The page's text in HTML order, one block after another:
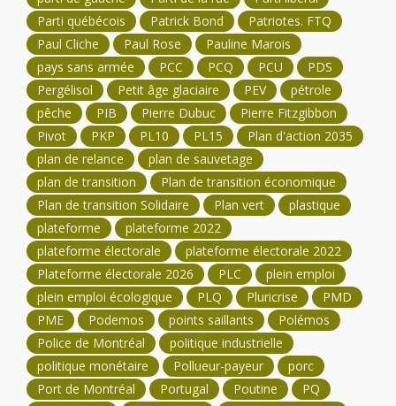
Parti québécois
Patrick Bond
Patriotes. FTQ
Paul Cliche
Paul Rose
Pauline Marois
pays sans armée
PCC PCQ PCU
PDS
Pergélisol
Petit âge glaciaire PEV
pétrole
pêche
PIB Pierre Dubuc
Pierre Fitzgibbon
Pivot
PKP PL10 PL15
Plan d'action 2035
plan de relance
plan de sauvetage
plan de transition
Plan de transition économique
Plan de transition Solidaire
Plan vert
plastique
plateforme
plateforme 2022
plateforme électorale
plateforme électorale 2022
Plateforme électorale 2026
PLC
plein emploi
plein emploi écologique
PLQ Pluricrise
PMD
PME
Podemos points saillants
Polémos
Police de Montréal
politique industrielle
politique monétaire
Pollueur-payeur
porc
Port de Montréal
Portugal Poutine
PQ